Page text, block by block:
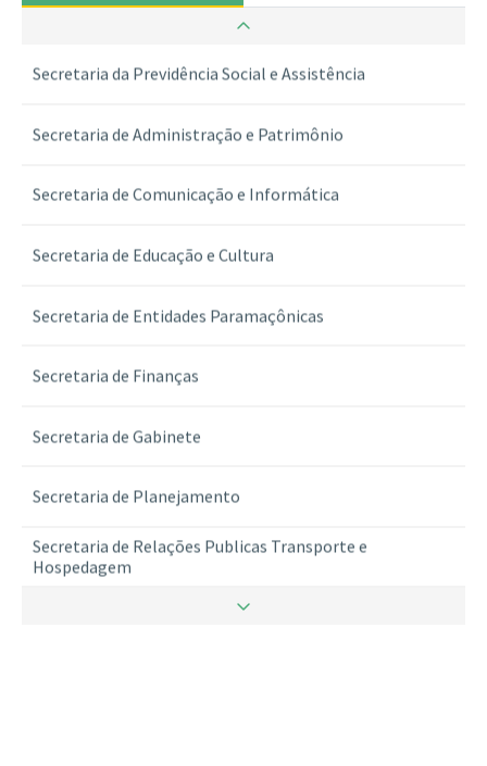
Secretaria da Guarda dos Selos
Secretaria da Previdência Social e Assistência
Secretaria de Administração e Patrimônio
Secretaria de Comunicação e Informática
Secretaria de Educação e Cultura
Secretaria de Entidades Paramaçônicas
Secretaria de Finanças
Secretaria de Gabinete
Secretaria de Planejamento
Secretaria de Relações Publicas Transporte e
Hospedagem